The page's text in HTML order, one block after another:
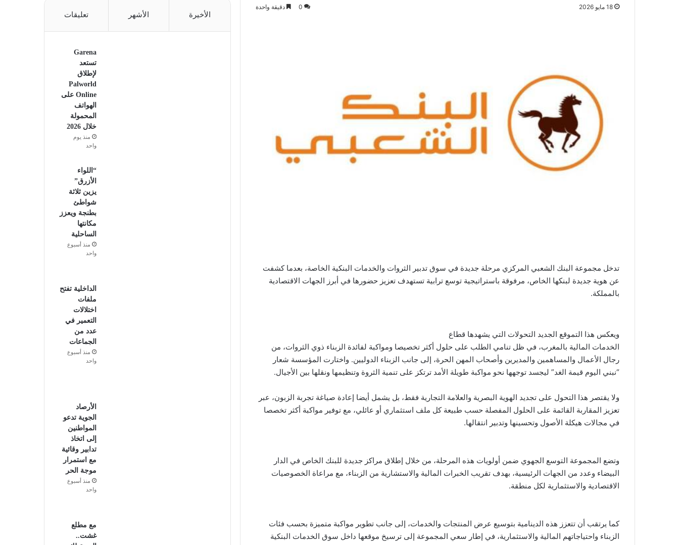
18 مايو 2026 0 دقيقة واحدة
‎تدخل مجموعة البنك الشعبي المركزي مرحلة جديدة في سوق تدبير الثروات والخدمات البنكية الخاصة، بعدما كشفت
عن هوية جديدة لبنكها الخاص، مرفوقة باستراتيجية توسع ترابية تستهدف تعزيز حضورها في أبرز الجهات الاقتصادية
بالمملكة.
ويعكس هذا التموقع الجديد التحولات التي يشهدها قطاع
الخدمات المالية بالمغرب، في ظل تنامي الطلب على حلول أكثر تخصيصا ومواكبة لفائدة الزبناء ذوي الثروات، من
رجال الأعمال والمساهمين والمديرين وأصحاب المهن الحرة، إلى جانب الزبناء الدوليين. واختارت المؤسسة شعار
“نبني اليوم قيمة الغد” ليجسد توجهها نحو مواكبة طويلة الأمد ترتكز على تنمية الثروة وتنظيمها ونقلها بين الأجيال.
ولا يقتصر هذا التحول على تجديد الهوية البصرية والعلامة التجارية فقط، بل يشمل أيضا إعادة صياغة تجربة الزبون، عبر
تعزيز المقاربة القائمة على الحلول المفصلة حسب طبيعة كل ملف استثماري أو عائلي، مع توفير مواكبة أكثر تخصصا
في مجالات هيكلة الأصول وتحسينها وتدبير انتقالها.
وتضع المجموعة التوسع الجهوي ضمن أولويات هذه المرحلة، من خلال إطلاق مراكز جديدة للبنك الخاص في الدار
البيضاء وعدد من الجهات الرئيسية، بهدف تقريب الخبرات المالية والاستشارية من الزبناء، مع مراعاة الخصوصيات
الاقتصادية والاستثمارية لكل منطقة.
كما يرتقب أن تتعزز هذه الدينامية بتوسيع عرض المنتجات والخدمات، إلى جانب تطوير مواكبة متميزة بحسب فئات
الزبناء واحتياجاتهم المالية والاستثمارية، في إطار سعي المجموعة إلى ترسيخ موقعها داخل سوق الخدمات البنكية
الأخيرة الأشهر تعليقات
Garena
تستعد
لإطلاق
Palworld
Online على
الهواتف
المحمولة
خلال 2026
منذ يوم
واحد
“اللواء
الأزرق”
يزين ثلاثة
شواطئ
بطنجة ويعزز
مكانتها
الساحلية
منذ أسبوع
واحد
الداخلية تفتح
ملفات
اختلالات
التعمير في
عدد من
الجماعات
منذ أسبوع
واحد
الأرصاد
الجوية تدعو
المواطنين
إلى اتخاذ
تدابير وقائية
مع استمرار
موجة الحر
منذ أسبوع
واحد
مع مطلع
غشت..